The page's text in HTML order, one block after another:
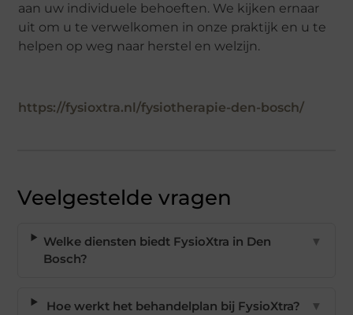
aan uw individuele behoeften. We kijken ernaar
uit om u te verwelkomen in onze praktijk en u te
helpen op weg naar herstel en welzijn.
https://fysioxtra.nl/fysiotherapie-den-bosch/
Veelgestelde vragen
Welke diensten biedt FysioXtra in Den
Bosch?
▼
Hoe werkt het behandelplan bij FysioXtra? ▼